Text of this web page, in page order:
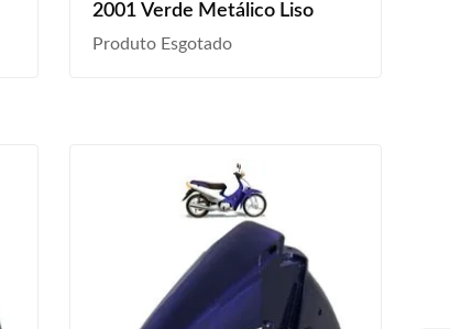
2001 Verde Metálico Liso
Produto Esgotado